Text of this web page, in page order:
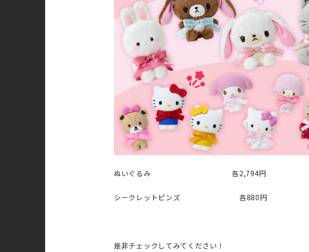
ぬいぐるみ 各2,794円
シークレットピンズ 各880円
是非チェックしてみてください！